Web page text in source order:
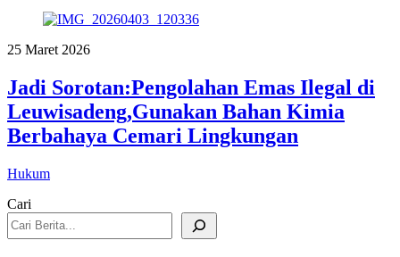
25 Maret 2026
Jadi Sorotan:Pengolahan Emas Ilegal di
Leuwisadeng,Gunakan Bahan Kimia
Berbahaya Cemari Lingkungan
Hukum
Cari